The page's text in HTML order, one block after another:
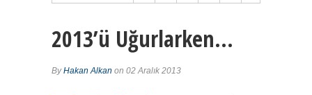
2013’ü Uğurlarken…
ByHakan Alkan on 02 Aralık 2013